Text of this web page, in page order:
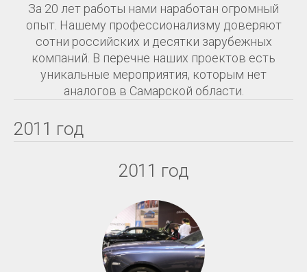
За 20 лет работы нами наработан огромный
опыт. Нашему профессионализму доверяют
сотни российских и десятки зарубежных
компаний. В перечне наших проектов есть
уникальные мероприятия, которым нет
аналогов в Самарской области.
2011 год
2011 год